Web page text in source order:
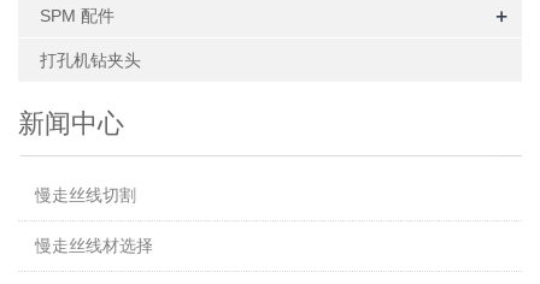
SPM 配件 +
打孔机钻夹头
新闻中心
慢走丝线切割
慢走丝线材选择